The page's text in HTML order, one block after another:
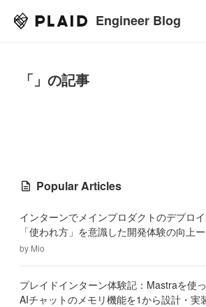
Engineer Blog
「」の記事
Popular Articles
インターンでメインプロダクトのデプロ
「使われ方」を意識した開発体験の向上ー
by Mio
プレイドインターン体験記：Mastraを使
AIチャットのメモリ機能を1から設計・実